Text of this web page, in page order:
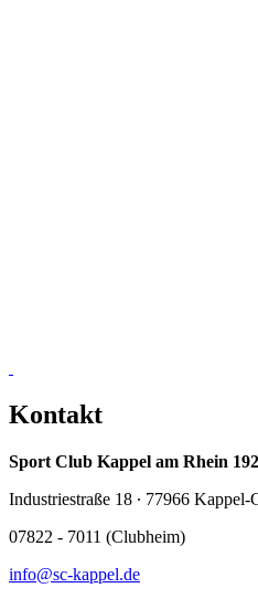
Kontakt
Sport Club Kappel am Rhein
Industriestraße 18 ∙ 77966 Kappel-
07822 - 7011 (Clubheim)
info@sc-kappel.de